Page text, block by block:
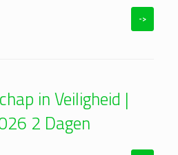
->
in Veiligheid |
2 Dagen